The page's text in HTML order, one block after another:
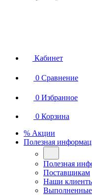
Кабинет
0 Сравнение
0 Избранное
0 Корзина
% Акции
Полезная
Полезная
Поставщикам
Наши